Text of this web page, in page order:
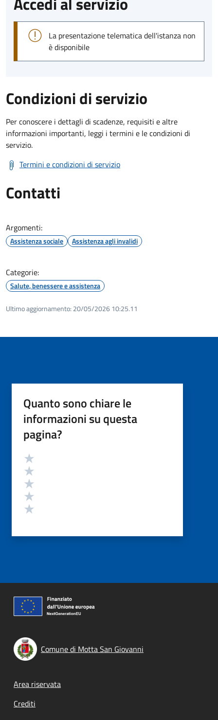
La presentazione telematica dell'istanza non
è disponibile
Condizioni di servizio
Per conoscere i dettagli di scadenze, requisiti e altre
informazioni importanti, leggi i termini e le condizioni di
servizio.
Termini e condizioni di servizio
Contatti
Argomenti:
Assistenza sociale Assistenza agli invalidi
Categorie:
Salute, benessere e assistenza
Ultimo aggiornamento: 20/05/2026 10:25.11
Quanto sono chiare le
informazioni su questa
pagina?
Valutazione
Comune di Motta San Giovanni
Footer menu
Area riservata
Crediti